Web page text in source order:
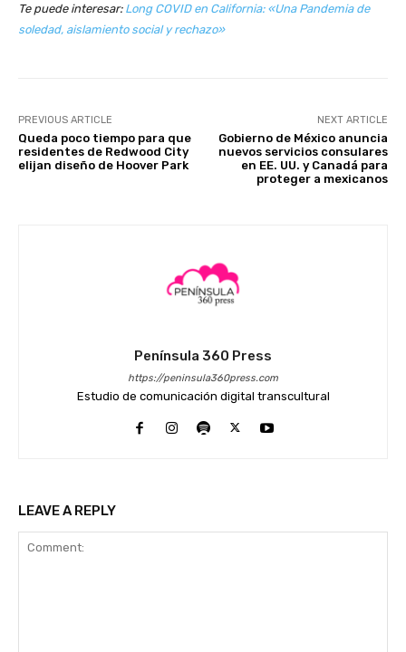
Te puede interesar: Long COVID en California: «Una Pandemia de
soledad, aislamiento social y rechazo»
PREVIOUS ARTICLE
Queda poco tiempo para que
residentes de Redwood City
elijan diseño de Hoover Park
NEXT ARTICLE
Gobierno de México anuncia
nuevos servicios consulares
en EE. UU. y Canadá para
proteger a mexicanos
Península 360 Press
https://peninsula360press.com
Estudio de comunicación digital transcultural
LEAVE A REPLY